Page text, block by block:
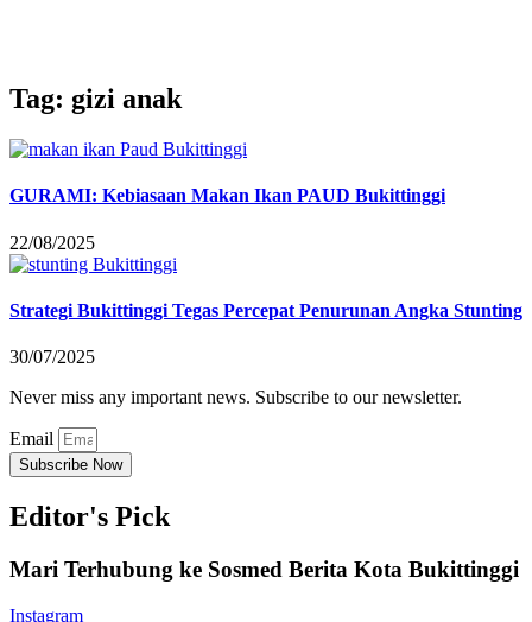
Tag: gizi anak
GURAMI: Kebiasaan Makan Ikan PAUD Bukittinggi
22/08/2025
Strategi Bukittinggi Tegas Percepat Penurunan Angka Stunting
30/07/2025
Never miss any important news. Subscribe to our newsletter.
Email
Subscribe Now
Editor's Pick
Mari Terhubung ke Sosmed Berita Kota Bukittinggi
Instagram